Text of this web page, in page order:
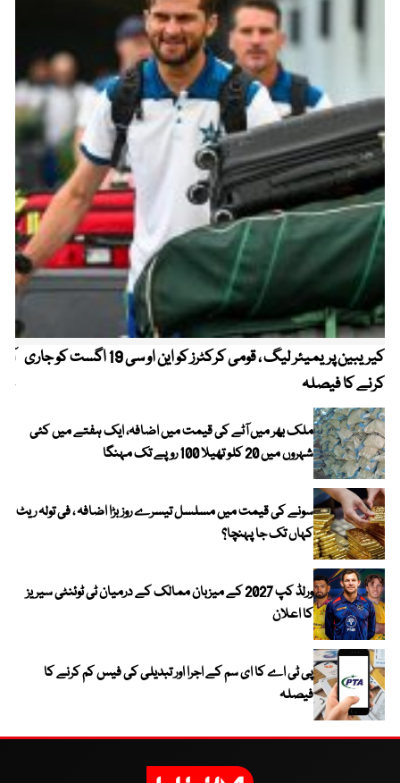
کیریبین پریمیئر لیگ ، قومی کرکٹرز کو این او سی 19 اگست کو جاری
کرنے کا فیصلہ
ملک بھر میں آٹے کی قیمت میں اضافہ، ایک ہفتے میں کئی
شہروں میں 20 کلو تھیلا 100 روپے تک مہنگا
سونے کی قیمت میں مسلسل تیسرے روز بڑا اضافہ ، فی تولہ ریٹ
کہاں تک جا پہنچا؟
ورلڈ کپ 2027 کے میزبان ممالک کے درمیان ٹی ٹوئنٹی سیریز
کا اعلان
پی ٹی اے کا ای سم کے اجرا اور تبدیلی کی فیس کم کرنے کا
فیصلہ